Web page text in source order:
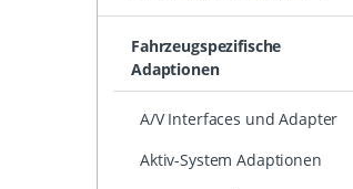
Fahrzeugspezifische
Adaptionen
A/V Interfaces und Adapter
Aktiv-System Adaptionen